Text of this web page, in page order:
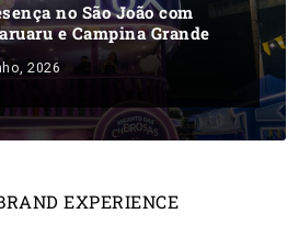
no São João com
e Campina Grande
2026
EXPERIENCE